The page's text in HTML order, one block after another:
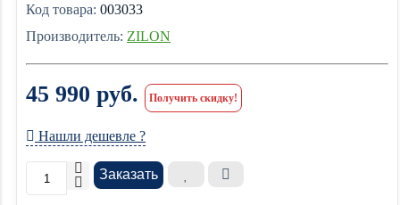
Код товара: 003033
Производитель: ZILON
45 990 руб. Получить скидку!
Нашли дешевле ?
Заказать